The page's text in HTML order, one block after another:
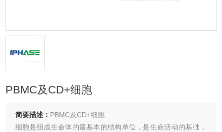
PBMC及CD+细胞
简要描述： PBMC及CD+细胞
细胞是组成生命体的最基本的结构单位，是生命活动的基础，